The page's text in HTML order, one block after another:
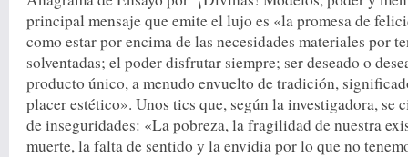
principal mensaje que emite el lujo es «la promesa de
como estar por encima de las necesidades materiales por
solventadas; el poder disfrutar siempre; ser deseado o
producto único, a menudo envuelto de tradición,
placer estético». Unos tics que, según la investigadora, se
de inseguridades: «La pobreza, la fragilidad de nuestra
muerte, la falta de sentido y la envidia por lo que no